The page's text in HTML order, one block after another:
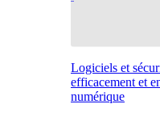
Logiciels et
efficacement et
numérique